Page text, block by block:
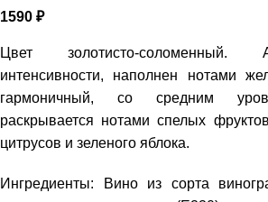
1590 ₽
Цвет золотисто-соломенный.
интенсивности, наполнен нотами
гармоничный, со средним
раскрывается нотами спелых
цитрусов и зеленого яблока.
Ингредиенты: Вино из сорта